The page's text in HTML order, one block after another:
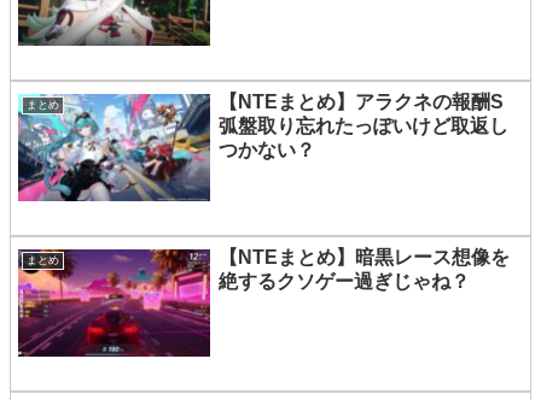
まとめ
【NTEまとめ】アラクネの報酬S
弧盤取り忘れたっぽいけど取返し
つかない？
まとめ
【NTEまとめ】暗黒レース想像を
絶するクソゲー過ぎじゃね？